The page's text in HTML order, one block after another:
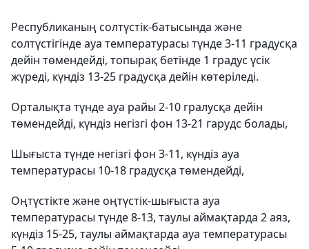
Республиканың солтүстік-батысында және
солтүстігінде ауа температурасы түнде 3-11 градусқа
дейін төмендейді, топырақ бетінде 1 градус үсік
жүреді, күндіз 13-25 градусқа дейін көтеріледі.
Орталықта түнде ауа райы 2-10 гралусқа дейін
төмендейді, күндіз негізгі фон 13-21 гарудс болады,
Шығыста түнде негізгі фон 3-11, күндіз ауа
температурасы 10-18 градусқа төмендейді,
Оңтүстікте және оңтүстік-шығыста ауа
температурасы түнде 8-13, таулы аймақтарда 2 аяз,
күндіз 15-25, таулы аймақтарда ауа температурасы